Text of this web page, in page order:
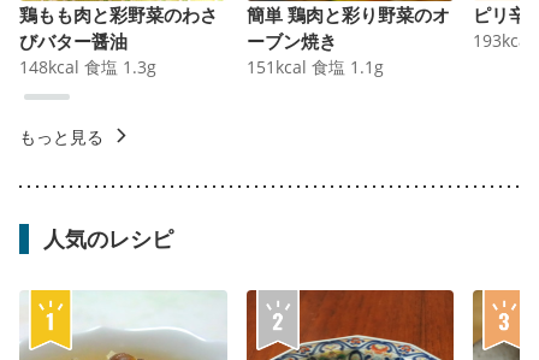
鶏もも肉と彩野菜のわさ
びバター醤油
148kcal 食塩 1.3g
簡単 鶏肉と彩り野菜のオ
ーブン焼き
151 kcal 食塩 1.1 g
ピリ辛
193kcal
もっと見る
人気のレシピ